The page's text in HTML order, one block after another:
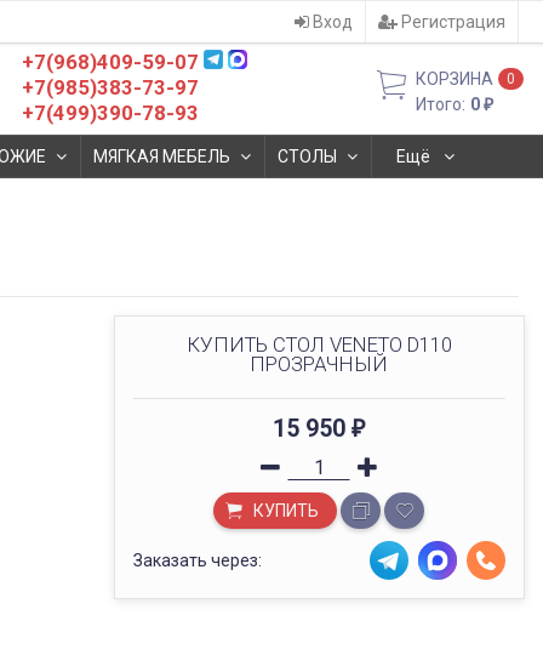
Вход Регистрация
+7(968)409-59-07
+7(985)383-73-97
+7(499)390-78-93
КОРЗИНА 0
Итого: 0₽
МЯГКАЯ МЕБЕЛЬ СТОЛЫ Ещё
КУПИТЬ СТОЛ VENETO D110
ПРОЗРАЧНЫЙ
15 950₽
КУПИТЬ
Заказать через: